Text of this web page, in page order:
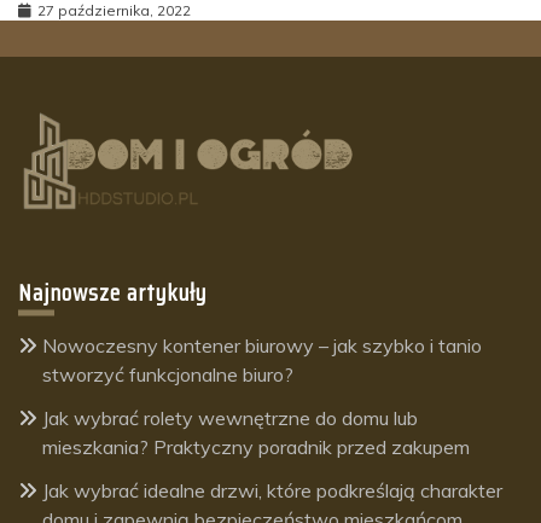
27 października, 2022
Najnowsze artykuły
Nowoczesny kontener biurowy – jak szybko i tanio
stworzyć funkcjonalne biuro?
Jak wybrać rolety wewnętrzne do domu lub
mieszkania? Praktyczny poradnik przed zakupem
Jak wybrać idealne drzwi, które podkreślają charakter